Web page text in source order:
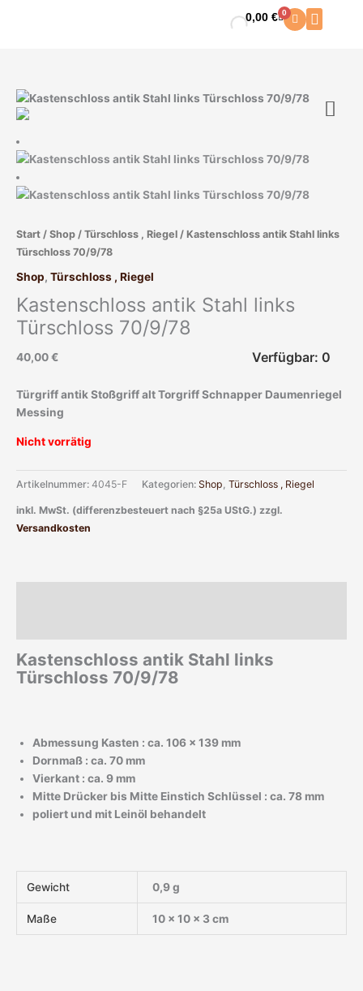
0,00€ 0
Warenkorb
Start / Shop / Türschloss , Riegel / Kastenschloss antik Stahl links
Türschloss 70/9/78
Shop, Türschloss , Riegel
Kastenschloss antik Stahl links
Türschloss 70/9/78
40,00€ Verfügbar: 0
Türgriff antik Stoßgriff alt Torgriff Schnapper Daumenriegel
Messing
Nicht vorrätig
Artikelnummer: 4045-F Kategorien: Shop, Türschloss , Riegel
inkl. MwSt. (differenzbesteuert nach §25a UStG.) zzgl.
Versandkosten
Kastenschloss antik Stahl links
Türschloss 70/9/78
Abmessung Kasten : ca. 106 x 139 mm
Dornmaß : ca. 70 mm
Vierkant : ca. 9 mm
Mitte Drücker bis Mitte Einstich Schlüssel : ca. 78 mm
poliert und mit Leinöl behandelt
Gewicht 0,9 g
Maße 10 × 10 × 3 cm